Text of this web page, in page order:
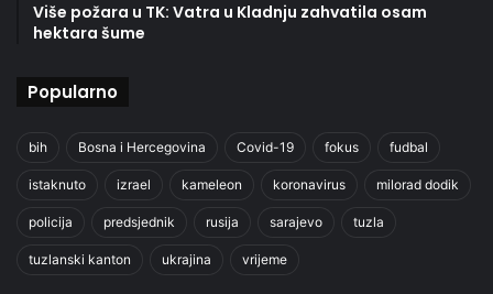
Više požara u TK: Vatra u Kladnju zahvatila osam
hektara šume
Popularno
bih Bosna i Hercegovina Covid-19 fokus fudbal
istaknuto izrael kameleon koronavirus milorad dodik
policija predsjednik rusija sarajevo tuzla
tuzlanski kanton ukrajina vrijeme